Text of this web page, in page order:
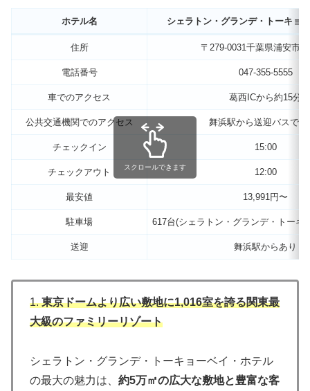
ホテル名 シェラトン・グランデ・トーキョ
住所 〒279-0031千葉県浦安市
電話番号 047-355-5555
車でのアクセス 葛西ICから約15分
公共交通機関でのアクセス 舞浜駅から送迎バスで約
チェックイン 15:00
チェックアウト 12:00
最安値 13,991円〜
駐車場 617台(シェラトン・グランデ・トーキ
送迎 舞浜駅からあり
スクロールできます
1.東京ドームより広い敷地に1,016室を誇る関東最
大級のファミリーリゾート
シェラトン・グランデ・トーキョーベイ・ホテル
の最大の魅力は、 約5万㎡の広大な敷地と豊富な客